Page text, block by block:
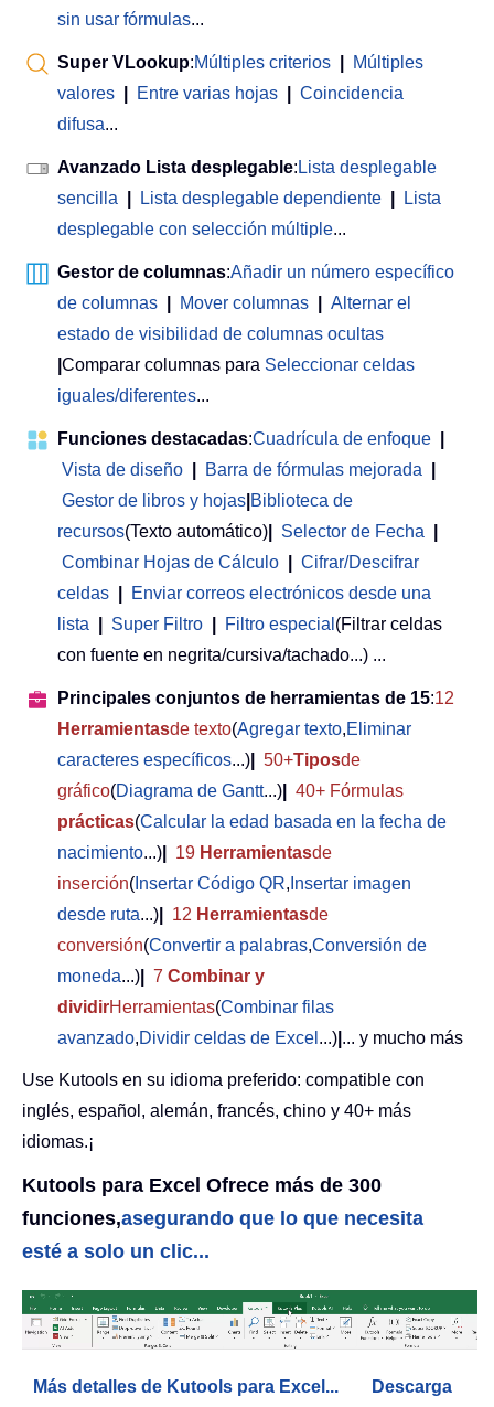
sin usar fórmulas...
Super VLookup:Múltiples criterios
Múltiples
valores
Entre varias hojas
Coincidencia
difusa...
Avanzado Lista desplegable:Lista desplegable
sencilla
Lista desplegable dependiente
Lista
desplegable con selección múltiple...
Gestor de columnas:Añadir un número específico
de columnas
Mover columnas
Alternar el
estado de visibilidad de columnas ocultas
Comparar columnas para Seleccionar celdas
iguales/diferentes...
Funciones destacadas:Cuadrícula de enfoque
Vista de diseño
Barra de fórmulas mejorada
Gestor de libros y hojas Biblioteca de
recursos(Texto automático) Selector de Fecha
Combinar Hojas de Cálculo
Cifrar/Descifrar
celdas
Enviar correos electrónicos desde una
lista
Super Filtro Filtro especial (Filtrar celdas
con fuente en negrita/cursiva/tachado...) ...
Principales conjuntos de herramientas de 15:12
Herramientasde texto(Agregar texto,Eliminar
caracteres específicos...) 50+Tiposde
gráfico(Diagrama de Gantt...)
40+ Fórmulas
prácticas(Calcular la edad basada en la fecha de
nacimiento...) 19 Herramientasde
inserción( Insertar Código QR, Insertar imagen
desde ruta...) 12 Herramientasde
conversión(Convertir a palabras,Conversión de
moneda...) 7 Combinar y
dividirHerramientas(Combinar filas
avanzado,Dividir celdas de Excel ...) ... y mucho más
Use Kutools en su idioma preferido: compatible con
inglés, español, alemán, francés, chino y 40+ más
idiomas.¡
Kutools para Excel Ofrece más de 300
funciones,asegurando que lo que necesita
esté a solo un clic...
Más detalles de Kutools para Excel...
Descarga